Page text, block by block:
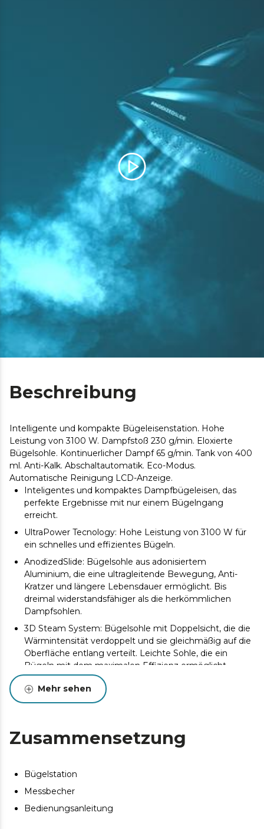
Beschreibung
Intelligente und kompakte Bügeleisenstation. Hohe
Leistung von 3100 W. Dampfstoß 230 g/min. Eloxierte
Bügelsohle. Kontinuerlicher Dampf 65 g/min. Tank von 400
ml. Anti-Kalk. Abschaltautomatik. Eco-Modus.
Automatische Reinigung LCD-Anzeige.
Inteligentes und kompaktes Dampfbügeleisen, das
perfekte Ergebnisse mit nur einem Bügelngang
erreicht.
UltraPower Tecnology: Hohe Leistung von 3100 W für
ein schnelles und effizientes Bügeln.
AnodizedSlide: Bügelsohle aus adonisiertem
Aluminium, die eine ultragleitende Bewegung, Anti-
Kratzer und längere Lebensdauer ermöglicht. Bis
dreimal widerstandsfähiger als die herkömmlichen
Dampfsohlen.
3D Steam System: Bügelsohle mit Doppelsicht, die die
Wärmintensität verdoppelt und sie gleichmäßig auf die
Oberfläche entlang verteilt. Leichte Sohle, die ein
Bügeln mit dem maximalen Effizienz ermöglicht.
Intelligent Pump: Elektrische Pumpe, die den
maximalen kontinuerlichen Dampfdruck bis zu 45
Technologie, um den Dampf nur beim Bügeln zu
aktivieren. Es gibt Dampf auf, ohne Taste drücken zu
Intelligente Total Control: Intuitive und innovative
Kontrolle der Temperatur mit LCD-Bildschirm. 4
verschiedene Programme, die die Temperatur gemäß
Art von Gewebe anpasst.
Mehr sehen
Zusammensetzung
Bügelstation
Messbecher
Bedienungsanleitung